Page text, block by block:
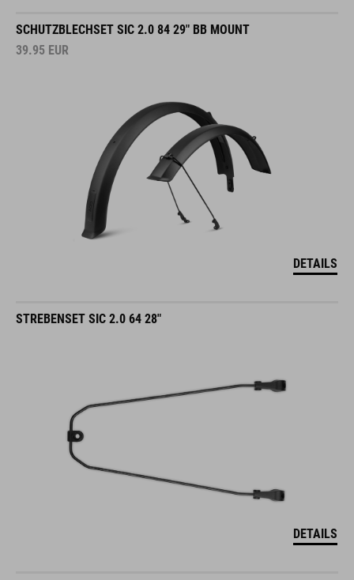
SCHUTZBLECHSET SIC 2.0 84 29" BB MOUNT
39.95 EUR
DETAILS
STREBENSET SIC 2.0 64 28"
DETAILS